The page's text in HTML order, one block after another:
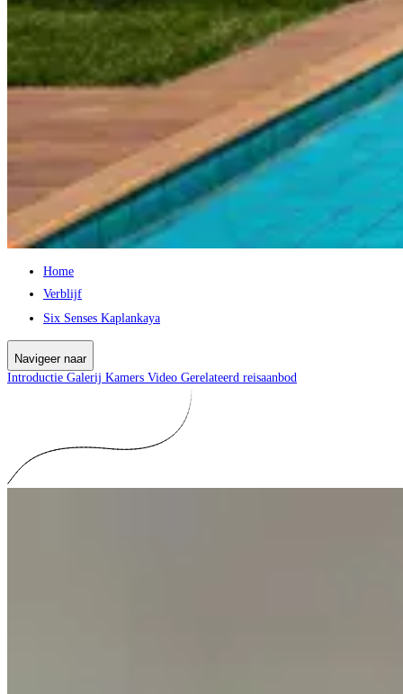
Home
Verblijf
Six Senses Kaplankaya
Navigeer naar
Introductie Galerij Kamers Video Gerelateerd reisaanbod